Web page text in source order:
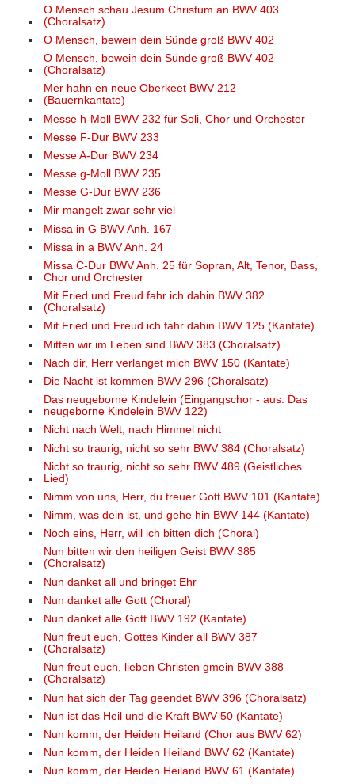
O Mensch schau Jesum Christum an BWV 403
(Choralsatz)
O Mensch, bewein dein Sünde groß BWV 402
O Mensch, bewein dein Sünde groß BWV 402
(Choralsatz)
Mer hahn en neue Oberkeet BWV 212
(Bauernkantate)
Messe h-Moll BWV 232 für Soli, Chor und Orchester
Messe F-Dur BWV 233
Messe A-Dur BWV 234
Messe g-Moll BWV 235
Messe G-Dur BWV 236
Mir mangelt zwar sehr viel
Missa in G BWV Anh. 167
Missa in a BWV Anh. 24
Missa C-Dur BWV Anh. 25 für Sopran, Alt, Tenor, Bass,
Chor und Orchester
Mit Fried und Freud fahr ich dahin BWV 382
(Choralsatz)
Mit Fried und Freud ich fahr dahin BWV 125 (Kantate)
Mitten wir im Leben sind BWV 383 (Choralsatz)
Nach dir, Herr verlanget mich BWV 150 (Kantate)
Die Nacht ist kommen BWV 296 (Choralsatz)
Das neugeborne Kindelein (Eingangschor - aus: Das
neugeborne Kindelein BWV 122)
Nicht nach Welt, nach Himmel nicht
Nicht so traurig, nicht so sehr BWV 384 (Choralsatz)
Nicht so traurig, nicht so sehr BWV 489 (Geistliches
Lied)
Nimm von uns, Herr, du treuer Gott BWV 101 (Kantate)
Nimm, was dein ist, und gehe hin BWV 144 (Kantate)
Noch eins, Herr, will ich bitten dich (Choral)
Nun bitten wir den heiligen Geist BWV 385
(Choralsatz)
Nun danket all und bringet Ehr
Nun danket alle Gott (Choral)
Nun danket alle Gott BWV 192 (Kantate)
Nun freut euch, Gottes Kinder all BWV 387
(Choralsatz)
Nun freut euch, lieben Christen gmein BWV 388
(Choralsatz)
Nun hat sich der Tag geendet BWV 396 (Choralsatz)
Nun ist das Heil und die Kraft BWV 50 (Kantate)
Nun komm, der Heiden Heiland (Chor aus BWV 62)
Nun komm, der Heiden Heiland BWV 62 (Kantate)
Nun komm, der Heiden Heiland BWV 61 (Kantate)